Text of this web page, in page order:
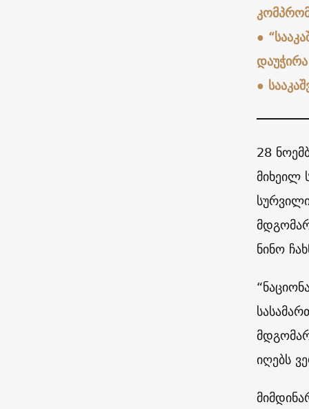
●
●
28
მიხეილ
ნინო
იღებს